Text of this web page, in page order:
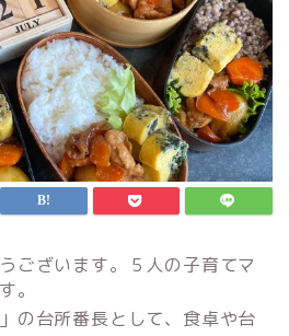
ございます。５人の子育てマ
。
の台所番長として、食卓や台